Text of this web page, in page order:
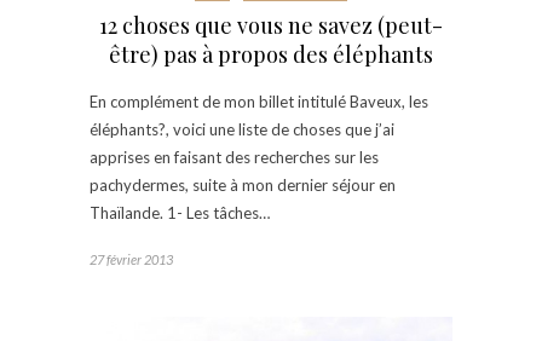
12 choses que vous ne savez (peut-
être) pas à propos des éléphants
En complément de mon billet intitulé Baveux, les
éléphants?, voici une liste de choses que j’ai
apprises en faisant des recherches sur les
pachydermes, suite à mon dernier séjour en
Thaïlande. 1- Les tâches…
27 février 2013